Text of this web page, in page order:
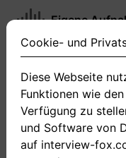
Eigene
Du hast zu dieser
+ Neue Antwort
Cookie- und
Diese Webseite
Funktionen wie
Verfügung zu
und Software von
auf interview-